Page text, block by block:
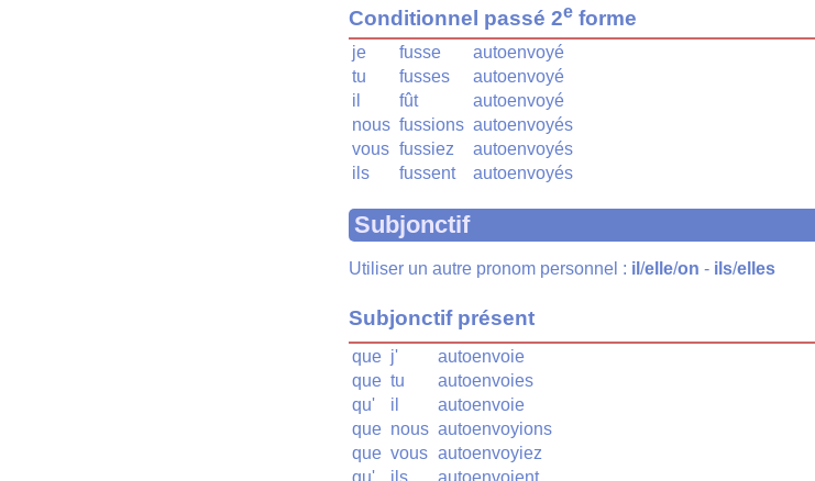
Conditionnel passé 2e forme
je fusse
autoenvoyé
tu
fusses
autoenvoyé
il
fût
autoenvoyé
nous fussions autoenvoyés
vous fussiez
autoenvoyés
ils
fussent autoenvoyés
Subjonctif
Utiliser un autre pronom personnel : il /elle/on - ils/elles
Subjonctif présent
que j'
autoenvoie
que tu
autoenvoies
qu'
il
autoenvoie
que nous autoenvoyions
que vous autoenvoyiez